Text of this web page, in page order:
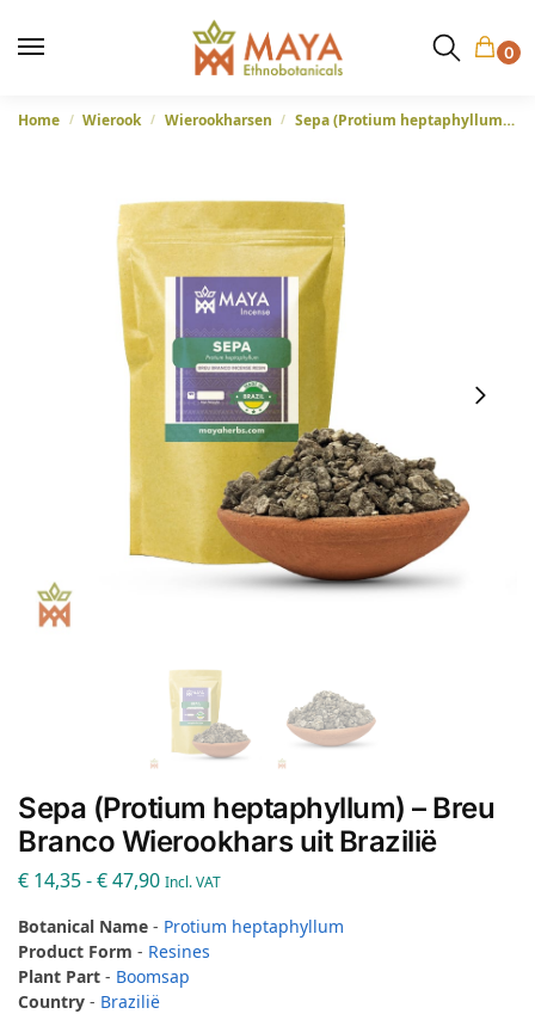
0
Home / Wierook / Wierookharsen / Sepa (Protium heptaphyllum) – Breu Branco Wierookhars uit Brazilië
Sepa (Protium heptaphyllum) – Breu
Branco Wierookhars uit Brazilië
€ 14,35-€47,90 Incl. VAT
Botanical Name - Protium heptaphyllum
Product Form - Resines
Plant Part - Boomsap
Country - Brazilië